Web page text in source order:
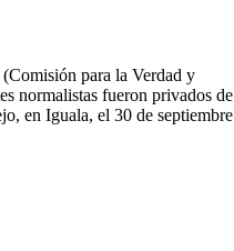
para la Verdad y
normalistas fueron privados de
en Iguala, el 30 de septiembre